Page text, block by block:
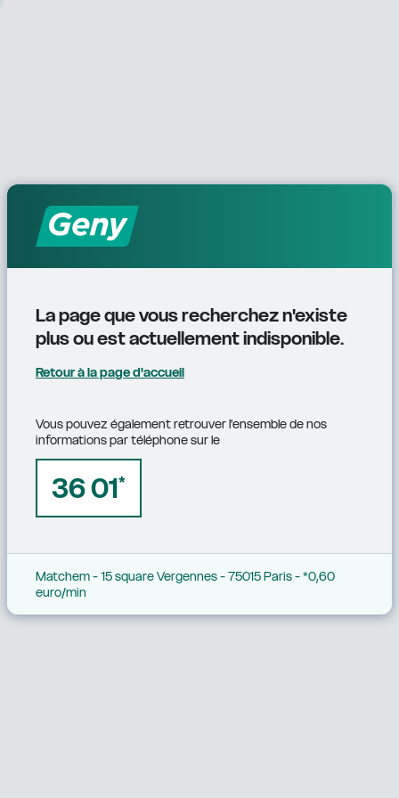
La page que vous recherchez n'existe
plus ou est actuellement indisponible.
Retour à la page d'accueil
Vous pouvez également retrouver l'ensemble de nos
informations par téléphone sur le
36 01*
Matchem - 15 square Vergennes - 75015 Paris - *0,60
euro/min